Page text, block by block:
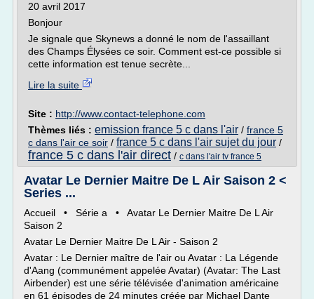
20 avril 2017
Bonjour
Je signale que Skynews a donné le nom de l'assaillant
des Champs Élysées ce soir. Comment est-ce possible si
cette information est tenue secrète...
Lire la suite
Site : http://www.contact-telephone.com
Thèmes liés : emission france 5 c dans l'air / france 5
c dans l'air ce soir / france 5 c dans l'air sujet du jour /
france 5 c dans l'air direct / c dans l'air tv france 5
Avatar Le Dernier Maitre De L Air Saison 2 <
Series ...
Accueil • Série a • Avatar Le Dernier Maitre De L Air
Saison 2
Avatar Le Dernier Maitre De L Air - Saison 2
Avatar : Le Dernier maître de l'air ou Avatar : La Légende
d'Aang (communément appelée Avatar) (Avatar: The Last
Airbender) est une série télévisée d'animation américaine
en 61 épisodes de 24 minutes créée par Michael Dante